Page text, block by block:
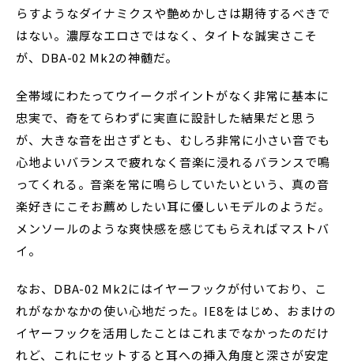
らすようなダイナミクスや艶めかしさは期待するべきで
はない。濃厚なエロさではなく、タイトな誠実さこそ
が、DBA-02 Mk2の神髄だ。
全帯域にわたってウイークポイントがなく非常に基本に
忠実で、奇をてらわずに実直に設計した結果だと思う
が、大きな音を出さずとも、むしろ非常に小さい音でも
心地よいバランスで疲れなく音楽に浸れるバランスで鳴
ってくれる。音楽を常に鳴らしていたいという、真の音
楽好きにこそお薦めしたい耳に優しいモデルのようだ。
メンソールのような爽快感を感じてもらえればマストバ
イ。
なお、DBA-02 Mk2にはイヤーフックが付いており、こ
れがなかなかの使い心地だった。IE8をはじめ、おまけの
イヤーフックを活用したことはこれまでなかったのだけ
れど、これにセットすると耳への挿入角度と深さが安定